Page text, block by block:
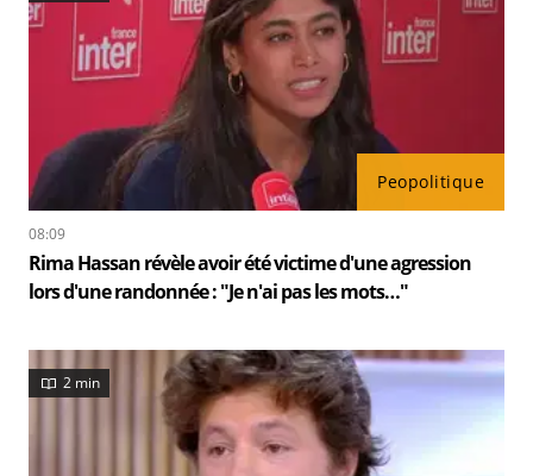
Peopolitique
08:09
Rima Hassan révèle avoir été victime d'une agression
lors d'une randonnée : "Je n'ai pas les mots…"
2 min